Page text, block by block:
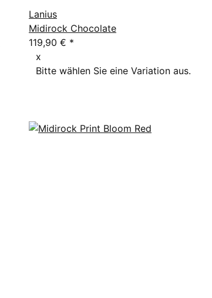
Lanius
Midirock Chocolate
119,90 € *
x
Bitte wählen Sie eine Variation aus.